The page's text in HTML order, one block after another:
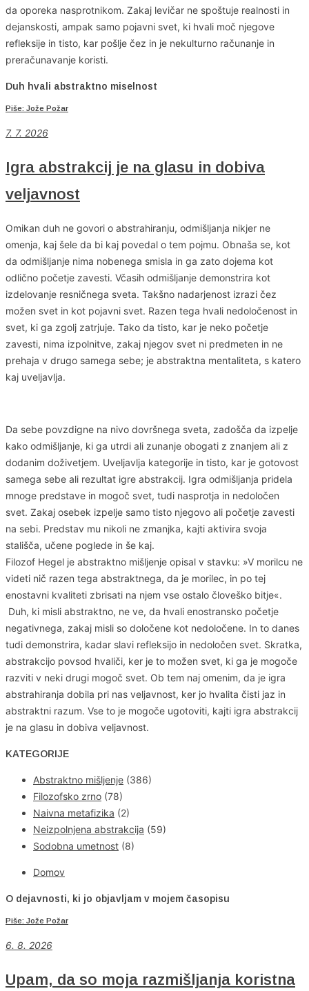
da oporeka nasprotnikom. Zakaj levičar ne spoštuje realnosti in
dejanskosti, ampak samo pojavni svet, ki hvali moč njegove
refleksije in tisto, kar pošlje čez in je nekulturno računanje in
preračunavanje koristi.
Duh hvali abstraktno miselnost
Piše: Jože Požar
7. 7. 2026
Igra abstrakcij je na glasu in dobiva
veljavnost
Omikan duh ne govori o abstrahiranju, odmišljanja nikjer ne
omenja, kaj šele da bi kaj povedal o tem pojmu. Obnaša se, kot
da odmišljanje nima nobenega smisla in ga zato dojema kot
odlično početje zavesti. Včasih odmišljanje demonstrira kot
izdelovanje resničnega sveta. Takšno nadarjenost izrazi čez
možen svet in kot pojavni svet. Razen tega hvali nedoločenost in
svet, ki ga zgolj zatrjuje. Tako da tisto, kar je neko početje
zavesti, nima izpolnitve, zakaj njegov svet ni predmeten in ne
prehaja v drugo samega sebe; je abstraktna mentaliteta, s katero
kaj uveljavlja.
Da sebe povzdigne na nivo dovršnega sveta, zadošča da izpelje
kako odmišljanje, ki ga utrdi ali zunanje obogati z znanjem ali z
dodanim doživetjem. Uveljavlja kategorije in tisto, kar je gotovost
samega sebe ali rezultat igre abstrakcij. Igra odmišljanja pridela
mnoge predstave in mogoč svet, tudi nasprotja in nedoločen
svet. Zakaj osebek izpelje samo tisto njegovo ali početje zavesti
na sebi. Predstav mu nikoli ne zmanjka, kajti aktivira svoja
stališča, učene poglede in še kaj.
Filozof Hegel je abstraktno mišljenje opisal v stavku: »V morilcu ne
videti nič razen tega abstraktnega, da je morilec, in po tej
enostavni kvaliteti zbrisati na njem vse ostalo človeško bitje«.
Duh, ki misli abstraktno, ne ve, da hvali enostransko početje
negativnega, zakaj misli so določene kot nedoločene. In to danes
tudi demonstrira, kadar slavi refleksijo in nedoločen svet. Skratka,
abstrakcijo povsod hvaliči, ker je to možen svet, ki ga je mogoče
razviti v neki drugi mogoč svet. Ob tem naj omenim, da je igra
abstrahiranja dobila pri nas veljavnost, ker jo hvalita čisti jaz in
abstraktni razum. Vse to je mogoče ugotoviti, kajti igra abstrakcij
je na glasu in dobiva veljavnost.
KATEGORIJE
Abstraktno mišljenje (386)
Filozofsko zrno (78)
Naivna metafizika (2)
Neizpolnjena abstrakcija (59)
Sodobna umetnost (8)
Domov
O dejavnosti, ki jo objavljam v mojem časopisu
Piše: Jože Požar
6. 8. 2026
Upam, da so moja razmišljanja koristna